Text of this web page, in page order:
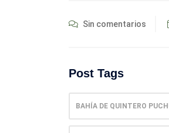
Sin comentarios
Post Tags
BAHÍA DE QUINTERO